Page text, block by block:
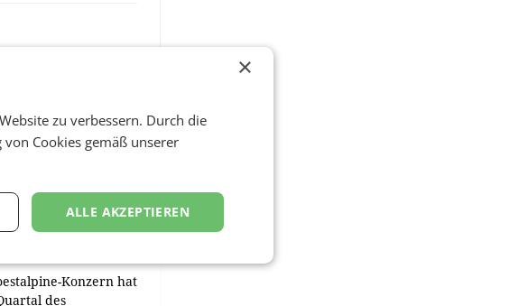
verzeichnet
erstes Quartal
Konzern hat
des
×
zu verbessern. Durch die
Cookies gemäß unserer
ALLE AKZEPTIEREN